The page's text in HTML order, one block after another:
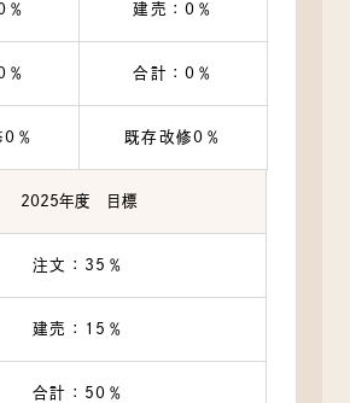
％ 建売：0％
％ 合計：0％
0％ 既存改修0％
2025年度 目標
注文：35％
建売：15％
合計：50％